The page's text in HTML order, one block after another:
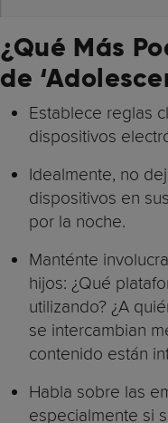
¿Qué Más
de
Establece reglas
dispositivos
Idealmente, no
dispositivos en
por la noche.
Manténte
hijos: ¿Qué
utilizando? ¿A
se intercambian
contenido están
Habla sobre las
especialmente si